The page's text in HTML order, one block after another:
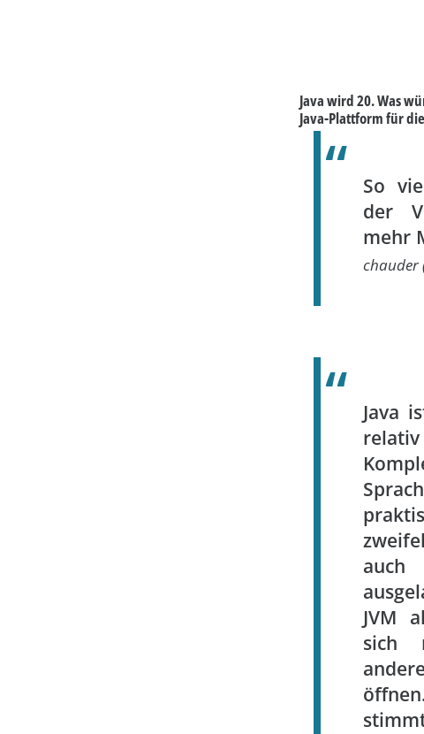
Java wird 20. Was
Java-Plattform für
So
der
mehr
chauder
Java
JVM
sich